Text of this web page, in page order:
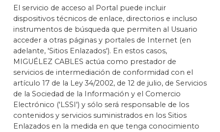
El servicio de acceso al Portal puede incluir
dispositivos técnicos de enlace, directorios e incluso
instrumentos de búsqueda que permiten al Usuario
acceder a otras páginas y portales de Internet (en
adelante, 'Sitios Enlazados'). En estos casos,
MIGUÉLEZ CABLES actúa como prestador de
servicios de intermediación de conformidad con el
artículo 17 de la Ley 34/2002, de 12 de julio, de Servicios
de la Sociedad de la Información y el Comercio
Electrónico ('LSSI') y sólo será responsable de los
contenidos y servicios suministrados en los Sitios
Enlazados en la medida en que tenga conocimiento